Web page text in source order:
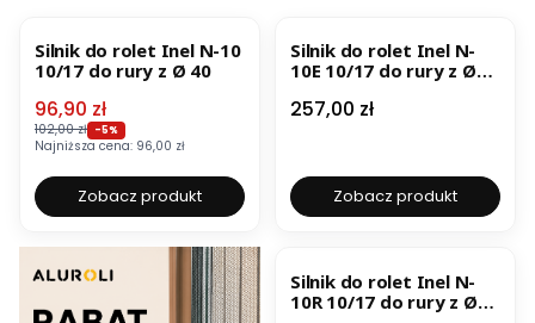
Silnik do rolet Inel N-10
10/17 do rury z Ø 40
Cena promocyjna
96,90 zł
102,00 zł -5%
Najniższa cena: 96,00 zł
Zobacz produkt
Silnik do rolet Inel N-
10E 10/17 do rury z Ø
wykrywania przeszkód
Cena
257,00 zł
Zobacz produkt
Silnik do rolet Inel N-
10R 10/17 do rury z Ø